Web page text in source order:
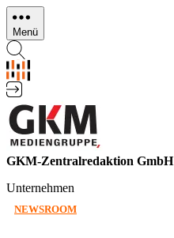
Direkt
zum
Inhalt
Menü
GKM-Zentralredaktion GmbH
Unternehmen
NEWSROOM